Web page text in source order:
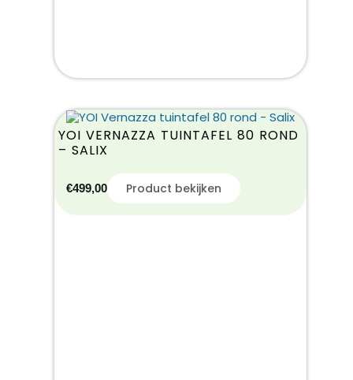
YOI VERNAZZA TUINTAFEL 80 ROND
– SALIX
€499,00 Product bekijken